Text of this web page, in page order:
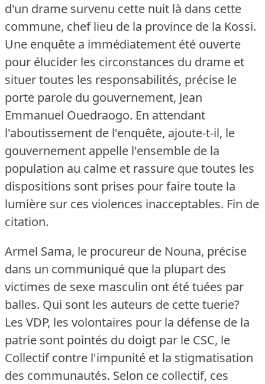
d'un drame survenu cette nuit là dans cette
commune, chef lieu de la province de la Kossi.
Une enquête a immédiatement été ouverte
pour élucider les circonstances du drame et
situer toutes les responsabilités, précise le
porte parole du gouvernement, Jean
Emmanuel Ouedraogo. En attendant
l'aboutissement de l'enquête, ajoute-t-il, le
gouvernement appelle l'ensemble de la
population au calme et rassure que toutes les
dispositions sont prises pour faire toute la
lumière sur ces violences inacceptables. Fin de
citation.
Armel Sama, le procureur de Nouna, précise
dans un communiqué que la plupart des
victimes de sexe masculin ont été tuées par
balles. Qui sont les auteurs de cette tuerie?
Les VDP, les volontaires pour la défense de la
patrie sont pointés du doigt par le CSC, le
Collectif contre l'impunité et la stigmatisation
des communautés. Selon ce collectif, ces